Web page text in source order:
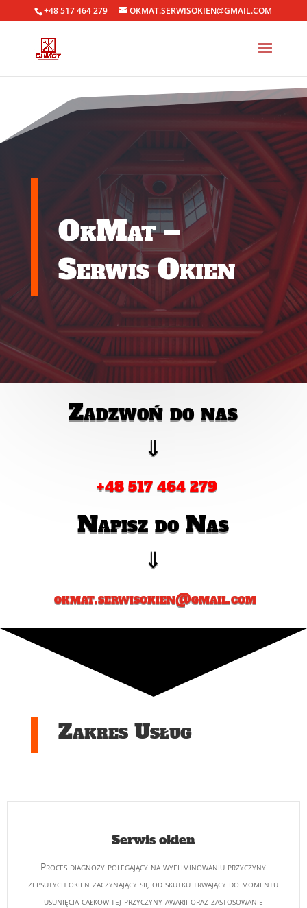
+48 517 464 279 OKMAT.SERWISOKIEN@GMAIL.COM
OkMat –
Serwis Okien
Zadzwoń do nas
⇓
+48 517 464 279
Napisz do Nas
⇓
okmat.serwisokien@gmail.com
Zakres Usług
Serwis okien
Proces diagnozy polegający na wyeliminowaniu przyczyny
zepsutych okien zaczynający się od skutku trwający do momentu
usunięcia całkowitej przyczyny awarii oraz zastosowanie